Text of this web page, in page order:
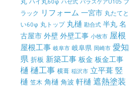
ハゼ式
ラック リフォーム 一宮市 丸たてと
い60φ 丸トップ 丸樋 勘合式 半丸 名
古屋市 外壁 外壁工事 小牧市 屋根
屋根工事 岐阜市 岐阜県 岡崎市 愛知
県 折板 新築工事 板金 板金工事
樋 樋工事 横葺 稲沢市 立平葺 竪
樋 笠木 角樋 角波 軒樋 遮熱塗装